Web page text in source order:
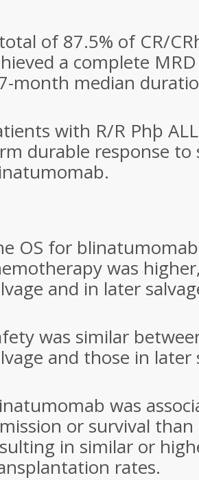
of 87.5% of CR/
a complete
month median
with R/R Phþ
durable response to
OS for
was
and in later
was similar
and those in later
was
or survival
in similar or
rates.